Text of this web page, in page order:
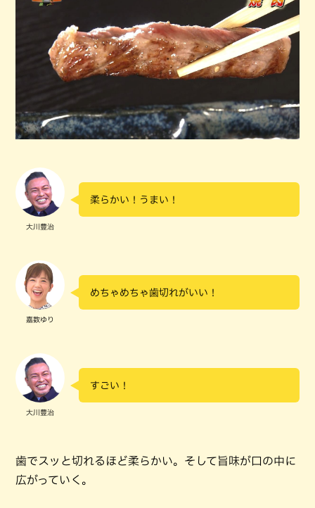
大川豊治
柔らかい！うまい！
嘉数ゆり
めちゃめちゃ歯切れがいい！
大川豊治
すごい！
歯でスッと切れるほど柔らかい。そして旨味が口の中に
広がっていく。